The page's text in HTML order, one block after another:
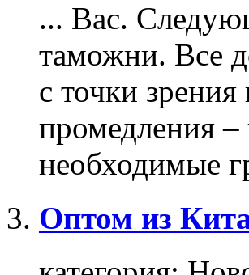
... Вас.
таможни. Все
с точки
промедления
необходимые
Оптом из